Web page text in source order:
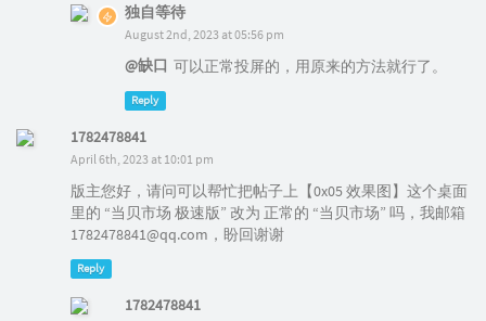
独自等待
August 2nd, 2023 at 05:56 pm
@缺口 可以正常投屏的，用原来的方法就行了。
Reply
1782478841
April 6th, 2023 at 10:01 pm
版主您好，请问可以帮忙把帖子上【0x05 效果图】这个桌面
里的 “当贝市场 极速版” 改为 正常的 “当贝市场” 吗，我邮箱
1782478841@qq.com，盼回谢谢
Reply
1782478841